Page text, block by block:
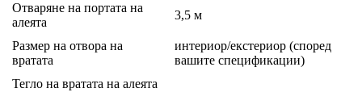
Отваряне на портата на
алеята
3,5 м
Размер на отвора на
вратата
интериор/екстериор (според
вашите спецификации)
Тегло на вратата на алеята